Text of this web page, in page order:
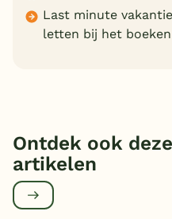
Last minute
letten bij het boeken
Ontdek ook
artikelen